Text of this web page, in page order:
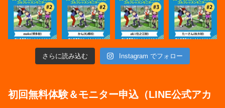
さらに読み込む Instagram でフォロー
初回無料体験＆モニター申込（LINE公式アカ